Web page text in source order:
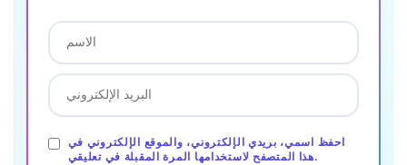
احفظ اسمي، بريدي الإلكتروني، والموقع الإلكتروني في
هذا المتصفح لاستخدامها المرة المقبلة في تعليقي.